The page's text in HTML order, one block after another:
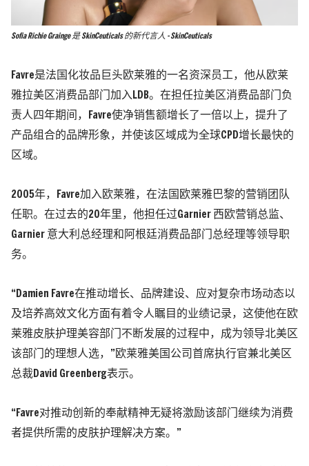
Sofia Richie Grainge 是 SkinCeuticals 的新代言人 - SkinCeuticals
Favre是法国化妆品巨头欧莱雅的一名资深员工，他从欧莱
雅拉美区消费品部门加入LDB。在担任拉美区消费品部门负
责人四年期间，Favre使净销售额增长了一倍以上，提升了
产品组合的品牌形象，并使该区域成为全球CPD增长最快的
区域。
2005年，Favre加入欧莱雅，在法国欧莱雅巴黎的营销团队
任职。在过去的20年里，他担任过Garnier 西欧营销总监、
Garnier 意大利总经理和阿根廷消费品部门总经理等领导职
务。
“Damien Favre在推动增长、品牌建设、应对复杂市场动态以
及培养高效文化方面有着令人瞩目的业绩记录，这使他在欧
莱雅皮肤护理美容部门不断发展的过程中，成为领导北美区
该部门的理想人选，”欧莱雅美国公司首席执行官兼北美区
总裁David Greenberg表示。
“Favre对推动创新的奉献精神无疑将激励该部门继续为消费
者提供所需的皮肤护理解决方案。”